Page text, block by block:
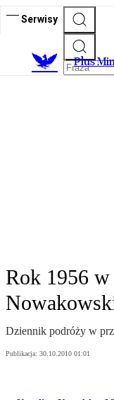
Serwisy
Plus
Rok 1956 w
Dziennik podróży w
Publikacja: 30.10.2010 01:01